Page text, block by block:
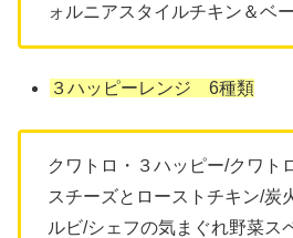
ォルニアスタイルチキン＆ベ
３ハッピーレンジ 6種類
クワトロ・３ハッピー/クワト
スチーズとローストチキン/炭
ルビ/シェフの気まぐれ野菜ス